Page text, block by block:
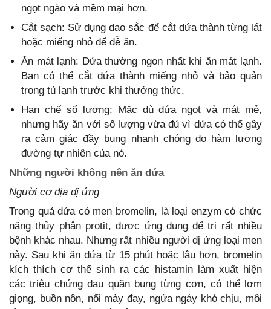
ngọt ngào và mềm mại hơn.
Cắt sạch: Sử dụng dao sắc để cắt dứa thành từng lát
hoặc miếng nhỏ để dễ ăn.
Ăn mát lạnh: Dứa thường ngon nhất khi ăn mát lạnh.
Bạn có thể cắt dứa thành miếng nhỏ và bảo quản
trong tủ lạnh trước khi thưởng thức.
Hạn chế số lượng: Mặc dù dứa ngọt và mát mẻ,
nhưng hãy ăn với số lượng vừa đủ vì dứa có thể gây
ra cảm giác đầy bụng nhanh chóng do hàm lượng
đường tự nhiên của nó.
Những người không nên ăn dứa
Người cơ địa dị ứng
Trong quả dứa có men bromelin, là loại enzym có chức
năng thủy phân protit, được ứng dụng để trị rất nhiều
bệnh khác nhau. Nhưng rất nhiều người dị ứng loại men
này. Sau khi ăn dứa từ 15 phút hoặc lâu hơn, bromelin
kích thích cơ thể sinh ra các histamin làm xuất hiện
các triệu chứng đau quặn bụng từng cơn, có thể lợm
giọng, buồn nôn, nổi mày đay, ngứa ngáy khó chịu, môi